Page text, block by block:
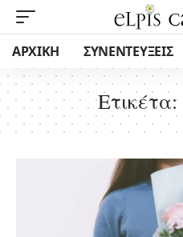
ΑΡΧΙΚΗ ΣΥΝΕΝΤΕΥΞΕΙΣ
Ετικέτα: